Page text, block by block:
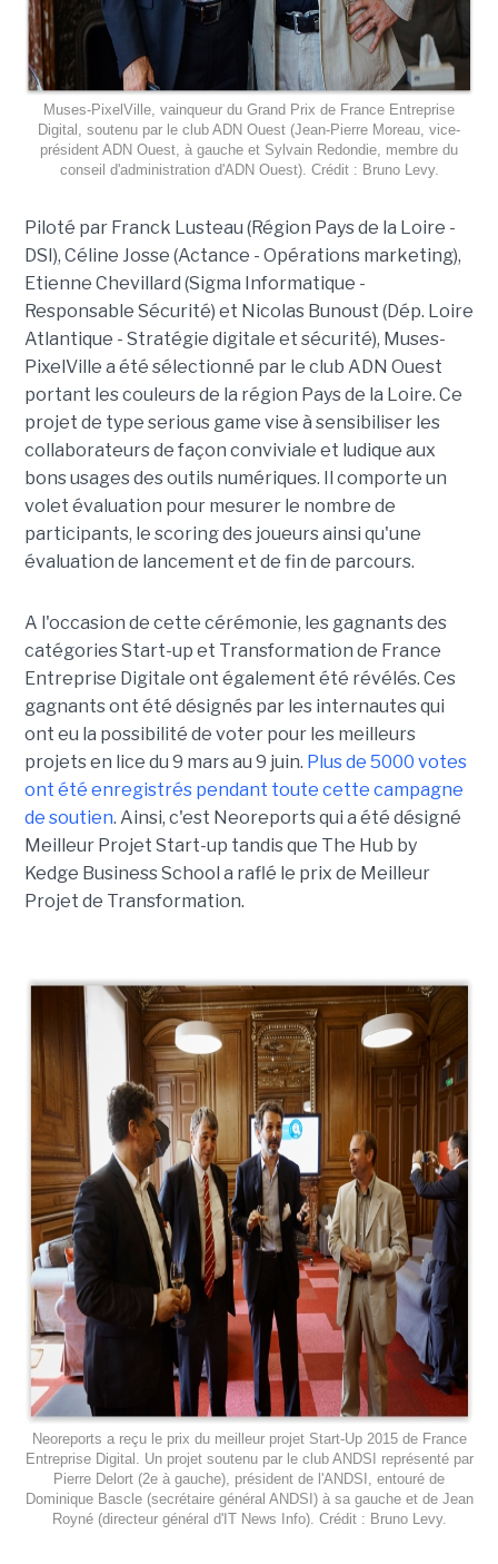
Muses-PixelVille, vainqueur du Grand Prix de France Entreprise
Digital, soutenu par le club ADN Ouest (Jean-Pierre Moreau, vice-
président ADN Ouest, à gauche et Sylvain Redondie, membre du
conseil d'administration d'ADN Ouest). Crédit : Bruno Levy.
Piloté par Franck Lusteau (Région Pays de la Loire -
DSI), Céline Josse (Actance - Opérations marketing),
Etienne Chevillard (Sigma Informatique -
Responsable Sécurité) et Nicolas Bunoust (Dép. Loire
Atlantique - Stratégie digitale et sécurité), Muses-
PixelVille a été sélectionné par le club ADN Ouest
portant les couleurs de la région Pays de la Loire. Ce
projet de type serious game vise à sensibiliser les
collaborateurs de façon conviviale et ludique aux
bons usages des outils numériques. Il comporte un
volet évaluation pour mesurer le nombre de
participants, le scoring des joueurs ainsi qu'une
évaluation de lancement et de fin de parcours.
A l'occasion de cette cérémonie, les gagnants des
catégories Start-up et Transformation de France
Entreprise Digitale ont également été révélés. Ces
gagnants ont été désignés par les internautes qui
ont eu la possibilité de voter pour les meilleurs
projets en lice du 9 mars au 9 juin. Plus de 5000 votes
ont été enregistrés pendant toute cette campagne
de soutien. Ainsi, c'est Neoreports qui a été désigné
Meilleur Projet Start-up tandis que The Hub by
Kedge Business School a raflé le prix de Meilleur
Projet de Transformation.
Neoreports a reçu le prix du meilleur projet Start-Up 2015 de France
Entreprise Digital. Un projet soutenu par le club ANDSI représenté par
Pierre Delort (2e à gauche), président de l'ANDSI, entouré de
Dominique Bascle (secrétaire général ANDSI) à sa gauche et de Jean
Royné (directeur général d'IT News Info). Crédit : Bruno Levy.